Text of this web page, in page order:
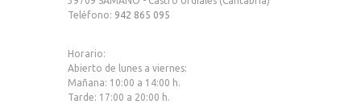
o
p
Teléfono: 942 865 095
Horario:
Abierto de lunes a viernes:
Mañana: 10:00 a 14:00 h.
Tarde: 17:00 a 20:00 h.